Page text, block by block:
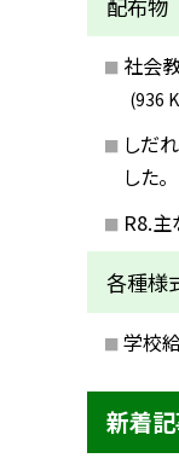
配布物
社会
(936
しだ
した。
R8.
各種様
学校
新着